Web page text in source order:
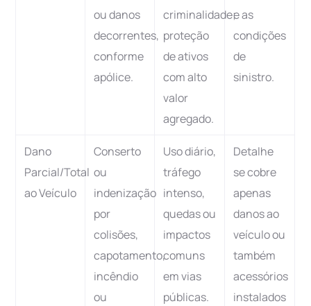
ou danos
decorrentes,
conforme
apólice.
criminalidade;
proteção
de ativos
com alto
valor
agregado.
e as
condições
de
sinistro.
Dano
Parcial/Total
ao Veículo
Conserto
ou
indenização
por
colisões,
capotamento,
incêndio
ou
Uso diário,
tráfego
intenso,
quedas ou
impactos
comuns
em vias
públicas.
Detalhe
se cobre
apenas
danos ao
veículo ou
também
acessórios
instalados